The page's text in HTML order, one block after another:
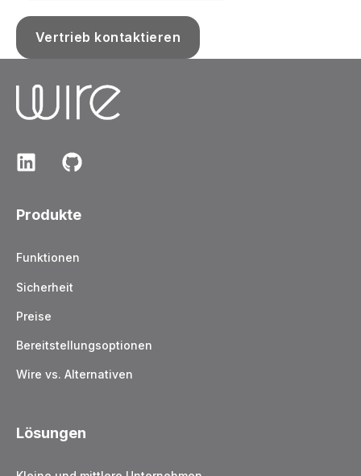
Vertrieb kontaktieren
Produkte
Funktionen
Sicherheit
Preise
Bereitstellungsoptionen
Wire vs. Alternativen
Lösungen